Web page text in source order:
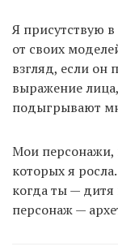
Я присутствую
от своих
взгляд, если
выражение
подыгрывают
Мои персонажи,
которых я
когда ты —
персонаж —